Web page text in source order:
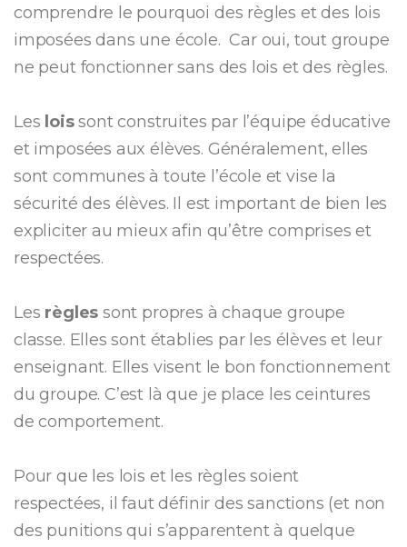
comprendre le pourquoi des règles et des lois
imposées dans une école. Car oui, tout groupe
ne peut fonctionner sans des lois et des règles.
Les loissont construites par l’équipe éducative
et imposées aux élèves. Généralement, elles
sont communes à toute l’école et vise la
sécurité des élèves. Il est important de bien les
expliciter au mieux afin qu’être comprises et
respectées.
Les règlessont propres à chaque groupe
classe. Elles sont établies par les élèves et leur
enseignant. Elles visent le bon fonctionnement
du groupe. C’est là que je place les ceintures
de comportement.
Pour que les lois et les règles soient
respectées, il faut définir des sanctions (et non
des punitions qui s’apparentent à quelque